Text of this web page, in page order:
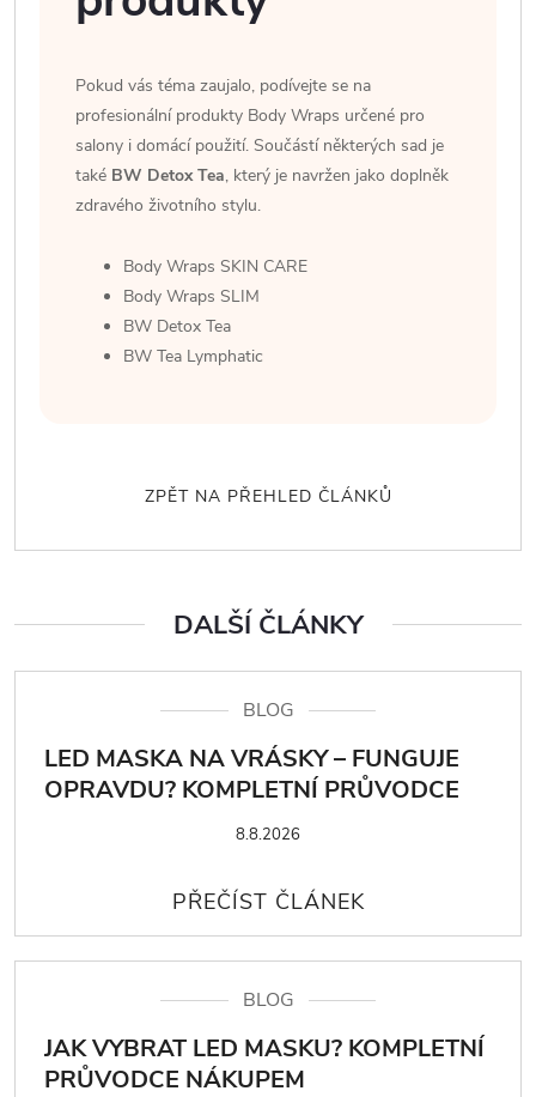
Pokud vás téma zaujalo, podívejte se na
profesionální produkty Body Wraps určené pro
salony i domácí použití. Součástí některých sad je
také BW Detox Tea, který je navržen jako doplněk
zdravého životního stylu.
Body Wraps SKIN CARE
Body Wraps SLIM
BW Detox Tea
BW Tea Lymphatic
ZPĚT NA PŘEHLED ČLÁNKŮ
DALŠÍ ČLÁNKY
BLOG
LED MASKA NA VRÁSKY – FUNGUJE
OPRAVDU? KOMPLETNÍ PRŮVODCE
8.8.2026
BLOG
JAK VYBRAT LED MASKU? KOMPLETNÍ
PRŮVODCE NÁKUPEM